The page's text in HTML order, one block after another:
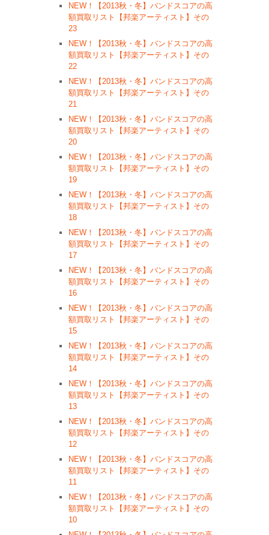
NEW！【2013秋・冬】バンドスコアの高
額買取リスト【邦楽アーティスト】その
23
NEW！【2013秋・冬】バンドスコアの高
額買取リスト【邦楽アーティスト】その
22
NEW！【2013秋・冬】バンドスコアの高
額買取リスト【邦楽アーティスト】その
21
NEW！【2013秋・冬】バンドスコアの高
額買取リスト【邦楽アーティスト】その
20
NEW！【2013秋・冬】バンドスコアの高
額買取リスト【邦楽アーティスト】その
19
NEW！【2013秋・冬】バンドスコアの高
額買取リスト【邦楽アーティスト】その
18
NEW！【2013秋・冬】バンドスコアの高
額買取リスト【邦楽アーティスト】その
17
NEW！【2013秋・冬】バンドスコアの高
額買取リスト【邦楽アーティスト】その
16
NEW！【2013秋・冬】バンドスコアの高
額買取リスト【邦楽アーティスト】その
15
NEW！【2013秋・冬】バンドスコアの高
額買取リスト【邦楽アーティスト】その
14
NEW！【2013秋・冬】バンドスコアの高
額買取リスト【邦楽アーティスト】その
13
NEW！【2013秋・冬】バンドスコアの高
額買取リスト【邦楽アーティスト】その
12
NEW！【2013秋・冬】バンドスコアの高
額買取リスト【邦楽アーティスト】その
11
NEW！【2013秋・冬】バンドスコアの高
額買取リスト【邦楽アーティスト】その
10